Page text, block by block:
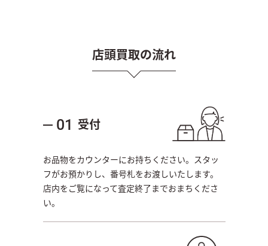
店頭買取の流れ
01 受付
お品物をカウンターにお持ちください。スタッ
フがお預かりし、番号札をお渡しいたします。
店内をご覧になって査定終了までおまちくださ
い。